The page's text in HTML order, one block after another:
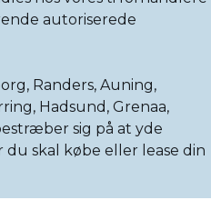
autoriserede
Randers, Auning,
Hadsund, Grenaa,
sig på at yde
du skal købe eller lease din